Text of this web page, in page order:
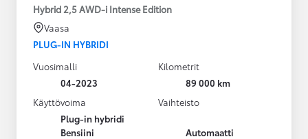
Hybrid 2,5 AWD-i Intense Edition
Vaasa
PLUG-IN HYBRIDI
Vuosimalli
04-2023
Kilometrit
89 000 km
Käyttövoima
Plug-in hybridi
Bensiini
Vaihteisto
Automaatti